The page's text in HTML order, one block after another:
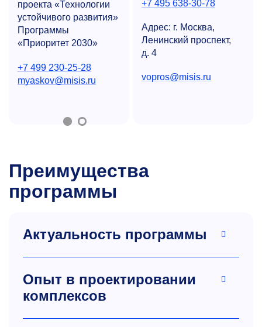
проекта «Технологии
устойчивого развития»
Программы
«Приоритет 2030»
+7 499 230-25-28
myaskov@misis.ru
+7 495 638-30-78
Адрес: г. Москва,
Ленинский проспект,
д. 4
vopros@misis.ru
Преимущества
программы
Актуальность программы
Опыт в проектировании
комплексов